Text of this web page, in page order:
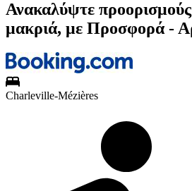
Ανακαλύψτε
μακριά, με Προσφορά -
Charleville-Mézières